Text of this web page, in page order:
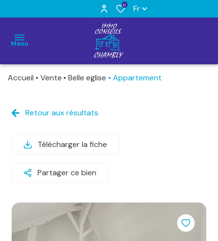
0 Fr
Menu
Acheter
Maisons
demeures
Autres
Maisons
demeures
commerciaux
Estimation
Nos
Qui
sommes-
nous
Accueil Vente Belle eglise Appartement
Retour aux résultats
Télécharger la fiche
Partager ce bien